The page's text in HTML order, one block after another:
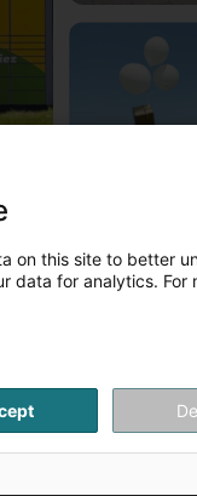
-
comprend des
colis, la procédure
PackUp
PackUp
arrivé dans la
on this site to better
data for analytics. For